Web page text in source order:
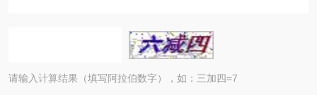
请输入计算结果（填写阿拉伯数字），如：三加四=7